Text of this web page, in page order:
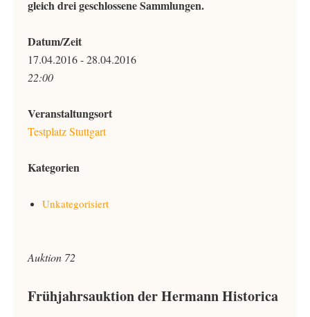
gleich drei geschlossene Sammlungen.
Datum/Zeit
17.04.2016 - 28.04.2016
22:00
Veranstaltungsort
Testplatz Stuttgart
Kategorien
Unkategorisiert
Auktion 72
Frühjahrsauktion der Hermann Historica